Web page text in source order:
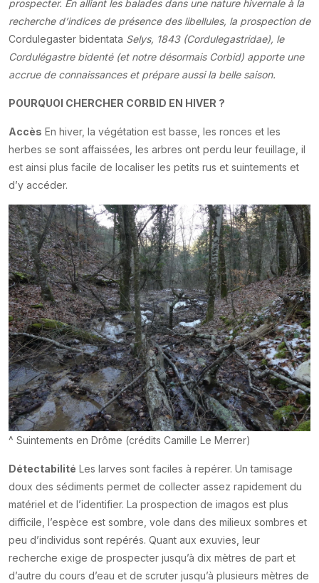
prospecter. En alliant les balades dans une nature hivernale à la
recherche d’indices de présence des libellules, la prospection de
Cordulegaster bidentata Selys, 1843 (Cordulegastridae), le
Cordulégastre bidenté (et notre désormais Corbid) apporte une
accrue de connaissances et prépare aussi la belle saison.
POURQUOI CHERCHER CORBID EN HIVER ?
Accès En hiver, la végétation est basse, les ronces et les
herbes se sont affaissées, les arbres ont perdu leur feuillage, il
est ainsi plus facile de localiser les petits rus et suintements et
d’y accéder.
^ Suintements en Drôme (crédits Camille Le Merrer)
Détectabilité Les larves sont faciles à repérer. Un tamisage
doux des sédiments permet de collecter assez rapidement du
matériel et de l’identifier. La prospection de imagos est plus
difficile, l’espèce est sombre, vole dans des milieux sombres et
peu d’individus sont repérés. Quant aux exuvies, leur
recherche exige de prospecter jusqu’à dix mètres de part et
d’autre du cours d’eau et de scruter jusqu’à plusieurs mètres de